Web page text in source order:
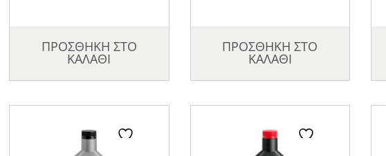
ΠΡΟΣΘΗΚΗ ΣΤΟ
ΚΑΛΑΘΙ
ΠΡΟΣΘΗΚΗ ΣΤΟ
ΚΑΛΑΘΙ